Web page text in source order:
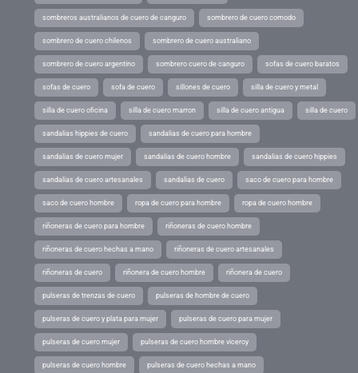
sombreros australianos de cuero de canguro sombrero de cuero comodo
sombrero de cuero chilenos sombrero de cuero australiano
sombrero de cuero argentino sombrero cuero de canguro sofas de cuero baratos
sofas de cuero sofa de cuero sillones de cuero silla de cuero y metal
silla de cuero oficina silla de cuero marron silla de cuero antigua silla de cuero
sandalias hippies de cuero sandalias de cuero para hombre
sandalias de cuero mujer sandalias de cuero hombre sandalias de cuero hippies
sandalias de cuero artesanales sandalias de cuero saco de cuero para hombre
saco de cuero hombre ropa de cuero para hombre ropa de cuero hombre
riñoneras de cuero para hombre riñoneras de cuero hombre
riñoneras de cuero hechas a mano riñoneras de cuero artesanales
riñoneras de cuero riñonera de cuero hombre riñonera de cuero
pulseras de trenzas de cuero pulseras de hombre de cuero
pulseras de cuero y plata para mujer pulseras de cuero para mujer
pulseras de cuero mujer pulseras de cuero hombre viceroy
pulseras de cuero hombre pulseras de cuero hechas a mano